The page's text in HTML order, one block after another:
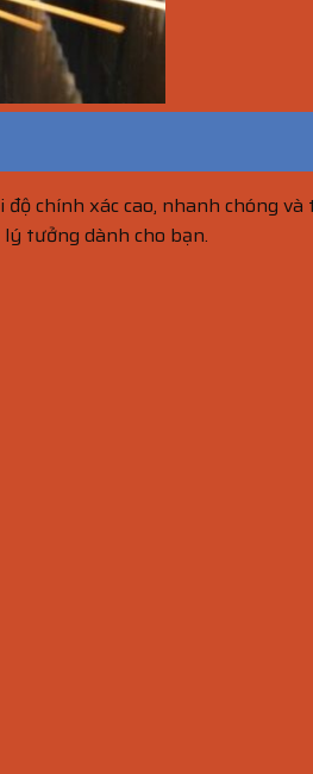
chính xác cao, nhanh chóng
tưởng dành cho bạn.